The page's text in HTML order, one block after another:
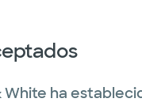
White ha